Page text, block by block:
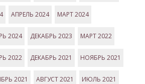
АПРЕЛЬ 2024 МАРТ 2024
2024 ДЕКАБРЬ 2023 МАРТ 2022
2022 ДЕКАБРЬ 2021 НОЯБРЬ 2021
2021 АВГУСТ 2021 ИЮЛЬ 2021